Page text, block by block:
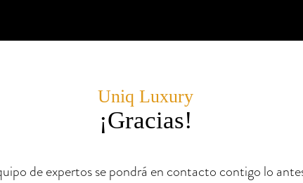
Uniq Luxury
¡Gracias!
de expertos se pondrá en contacto contigo lo